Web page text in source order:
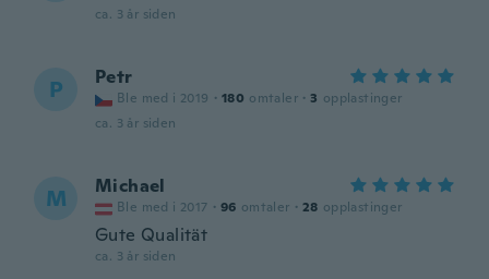
ca. 3 år siden
P Petr
Ble med i 2019 · 180 omtaler · 3 opplastinger
ca. 3 år siden
M Michael
Ble med i 2017 · 96 omtaler · 28 opplastinger
Gute Qualität
ca. 3 år siden